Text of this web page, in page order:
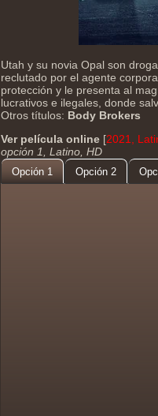
Utah y su novia Opal son
reclutado por el agente
protección y le presenta al
lucrativos e ilegales, donde
Otros títulos: Body Brokers
Ver película online [2021,
opción 1, Latino, HD
Opción 1 Opción 2